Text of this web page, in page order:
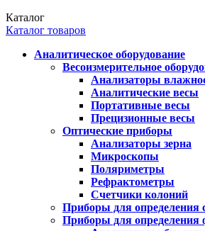
Каталог
Каталог товаров
Аналитическое оборудование
Весоизмерительное
Анализаторы
Аналитические весы
Портативные весы
Прецизионные весы
Оптические приборы
Анализаторы зерна
Микроскопы
Поляриметры
Рефрактометры
Счетчики колоний
Приборы для определения
Приборы для определения